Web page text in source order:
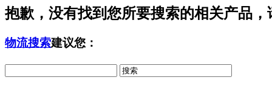
抱歉，没有找到您所要搜索的相关产品
物流搜索建议您：